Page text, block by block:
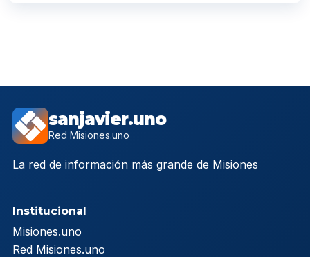
sanjavier.uno
Red Misiones.uno
La red de información más grande de Misiones
Institucional
Misiones.uno
Red Misiones.uno